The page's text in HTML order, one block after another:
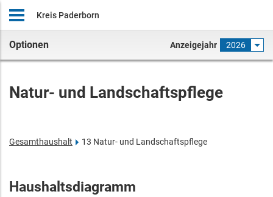
Kreis Paderborn
Optionen Anzeigejahr 2026
Natur- und Landschaftspflege
Gesamthaushalt 13 Natur- und Landschaftspflege
Haushaltsdiagramm